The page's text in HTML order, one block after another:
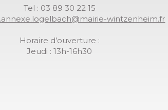
Tel : 03 89 30 22 15
wintzenheim.fr
Horaire d’ouverture :
Jeudi : 13h-16h30